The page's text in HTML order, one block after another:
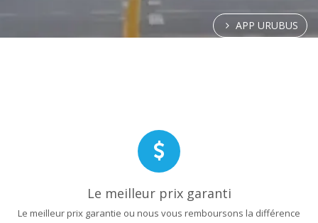
APP URUBUS
Le meilleur prix garanti
Le meilleur prix garantie ou nous vous remboursons la différence